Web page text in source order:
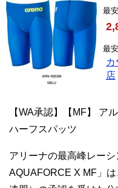
最
最
店
【WA承認】【MF】 ア
ハーフスパッツ
アリーナの最高峰レー
AQUAFORCE X MF」